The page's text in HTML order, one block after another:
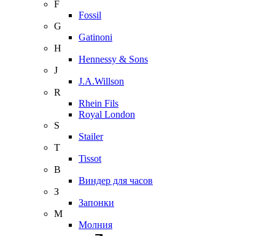
F
Fossil
G
Gatinoni
H
Hennessy & Sons
J
J.A.Willson
R
Rhein Fils
Royal London
S
Stailer
T
Tissot
В
Виндер для часов
З
Запонки
М
Молния